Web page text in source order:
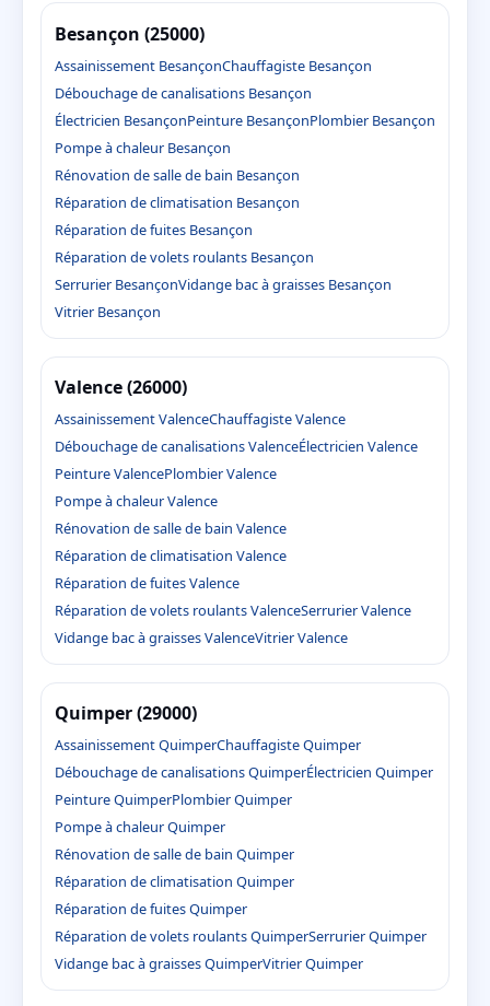
Besançon (25000)
Assainissement BesançonChauffagiste Besançon
Débouchage de canalisations Besançon
Électricien BesançonPeinture BesançonPlombier Besançon
Pompe à chaleur Besançon
Rénovation de salle de bain Besançon
Réparation de climatisation Besançon
Réparation de fuites Besançon
Réparation de volets roulants Besançon
Serrurier BesançonVidange bac à graisses Besançon
Vitrier Besançon
Valence (26000)
Assainissement ValenceChauffagiste Valence
Débouchage de canalisations ValenceÉlectricien Valence
Peinture ValencePlombier Valence
Pompe à chaleur Valence
Rénovation de salle de bain Valence
Réparation de climatisation Valence
Réparation de fuites Valence
Réparation de volets roulants ValenceSerrurier Valence
Vidange bac à graisses ValenceVitrier Valence
Quimper (29000)
Assainissement QuimperChauffagiste Quimper
Débouchage de canalisations QuimperÉlectricien Quimper
Peinture QuimperPlombier Quimper
Pompe à chaleur Quimper
Rénovation de salle de bain Quimper
Réparation de climatisation Quimper
Réparation de fuites Quimper
Réparation de volets roulants QuimperSerrurier Quimper
Vidange bac à graisses QuimperVitrier Quimper